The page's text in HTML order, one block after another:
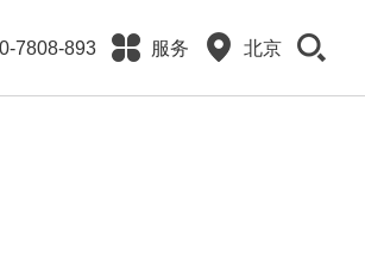
7808-893 服务 北京